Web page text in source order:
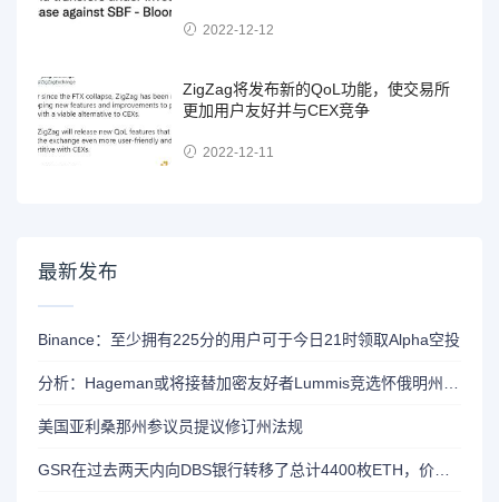
2022-12-12
ZigZag将发布新的QoL功能，使交易所
更加用户友好并与CEX竞争
2022-12-11
最新发布
Binance：至少拥有225分的用户可于今日21时领取Alpha空投
美国亚利桑那州参议员提议修订州法规